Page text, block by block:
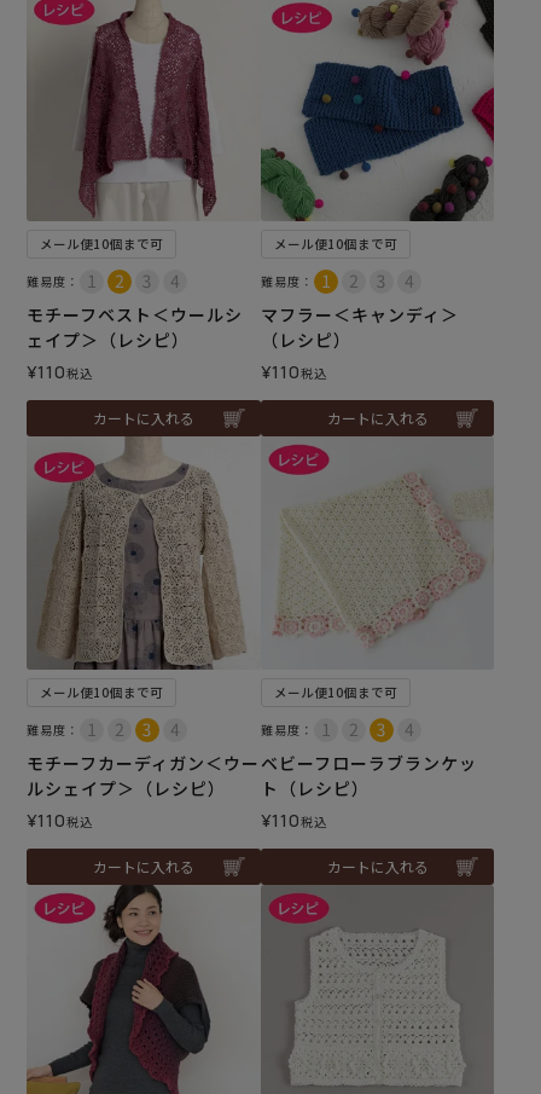
メール便10個まで可
難易度：
モチーフベスト＜ウールシ
ェイプ＞（レシピ）
¥110税込
カートに入れる
メール便10個まで可
難易度：
マフラー＜キャンディ＞
（レシピ）
¥110税込
カートに入れる
メール便10個まで可
難易度：
モチーフカーディガン＜ウー
ルシェイプ＞（レシピ）
¥110税込
カートに入れる
メール便10個まで可
難易度：
ベビーフローラブランケッ
ト（レシピ）
¥110税込
カートに入れる